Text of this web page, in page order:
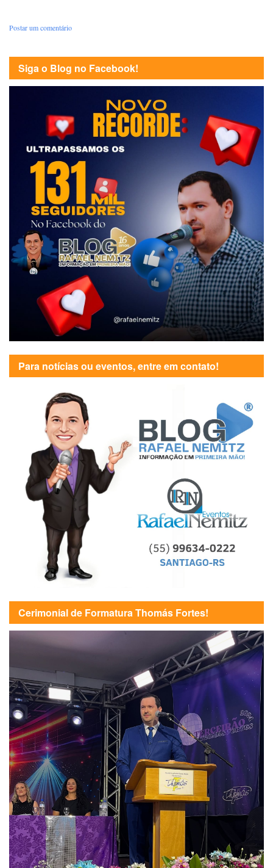
Postar um comentário
Siga o Blog no Facebook!
Para notícias ou eventos, entre em contato!
Cerimonial de Formatura Thomás Fortes!